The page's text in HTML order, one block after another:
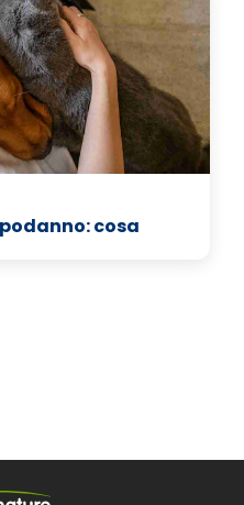
cosa